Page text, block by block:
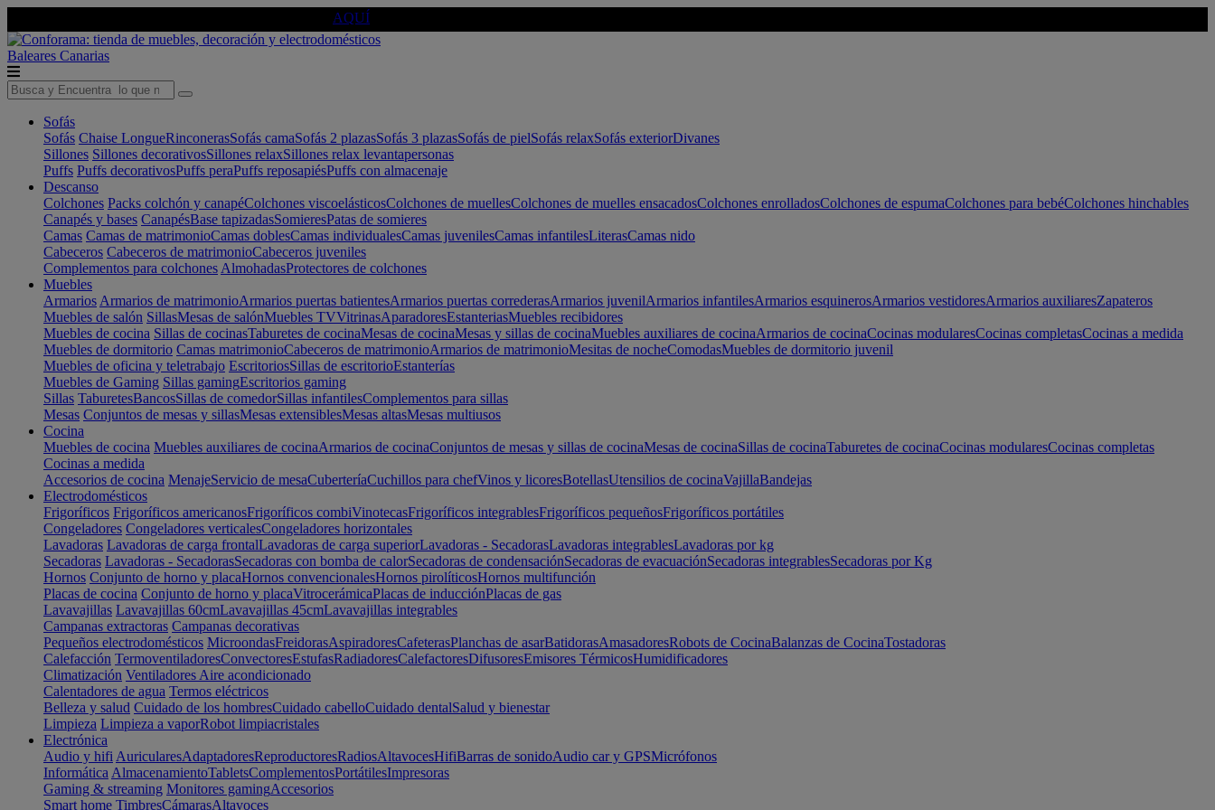
AQUÍ
Baleares Canarias
Sofás
Sofás Chaise LongueRinconerasSofás camaSofás 2 plazasSofás 3 plazasSofás de pielSofás relaxSofás exteriorDivanes
Sillones Sillones decorativosSillones relaxSillones relax levantapersonas
Puffs Puffs decorativosPuffs peraPuffs reposapiésPuffs con almacenaje
Descanso
Colchones Packs colchón y canapéColchones viscoelásticosColchones de muellesColchones de muelles ensacadosColchones enrolladosColchones de espumaColchones para bebéColchones hinchables
Canapés y bases CanapésBase tapizadasSomieresPatas de somieres
Camas Camas de matrimonioCamas doblesCamas individualesCamas juvenilesCamas infantilesLiterasCamas nido
Cabeceros Cabeceros de matrimonioCabeceros juveniles
Complementos para colchones AlmohadasProtectores de colchones
Muebles
Armarios Armarios de matrimonioArmarios puertas batientesArmarios puertas correderasArmarios juvenilArmarios infantilesArmarios esquinerosArmarios vestidoresArmarios auxiliaresZapateros
Muebles de salón SillasMesas de salónMuebles TVVitrinasAparadoresEstanteriasMuebles recibidores
Muebles de cocina Sillas de cocinasTaburetes de cocinaMesas de cocinaMesas y sillas de cocinaMuebles auxiliares de cocinaArmarios de cocinaCocinas modularesCocinas completasCocinas a medida
Muebles de dormitorio Camas matrimonioCabeceros de matrimonioArmarios de matrimonioMesitas de nocheComodasMuebles de dormitorio juvenil
Muebles de oficina y teletrabajo EscritoriosSillas de escritorioEstanterías
Muebles de Gaming Sillas gamingEscritorios gaming
Sillas TaburetesBancosSillas de comedorSillas infantilesComplementos para sillas
Mesas Conjuntos de mesas y sillasMesas extensiblesMesas altasMesas multiusos
Cocina
Muebles de cocina Muebles auxiliares de cocinaArmarios de cocinaConjuntos de mesas y sillas de cocinaMesas de cocinaSillas de cocinaTaburetes de cocinaCocinas modularesCocinas completas
Cocinas a medida
Accesorios de cocina MenajeServicio de mesaCuberteríaCuchillos para chefVinos y licoresBotellasUtensilios de cocinaVajillaBandejas
Electrodomésticos
Frigoríficos Frigoríficos americanosFrigoríficos combiVinotecasFrigoríficos integrablesFrigoríficos pequeñosFrigoríficos portátiles
Congeladores Congeladores verticalesCongeladores horizontales
Lavadoras Lavadoras de carga frontalLavadoras de carga superiorLavadoras - SecadorasLavadoras integrablesLavadoras por kg
Secadoras Lavadoras - SecadorasSecadoras con bomba de calorSecadoras de condensaciónSecadoras de evacuaciónSecadoras integrablesSecadoras por Kg
Hornos Conjunto de horno y placaHornos convencionalesHornos pirolíticosHornos multifunción
Placas de cocina Conjunto de horno y placaVitrocerámicaPlacas de inducciónPlacas de gas
Lavavajillas Lavavajillas 60cmLavavajillas 45cmLavavajillas integrables
Campanas extractoras Campanas decorativas
Pequeños electrodomésticos MicroondasFreidorasAspiradoresCafeterasPlanchas de asarBatidorasAmasadoresRobots de CocinaBalanzas de CocinaTostadoras
Calefacción TermoventiladoresConvectoresEstufasRadiadoresCalefactoresDifusoresEmisores TérmicosHumidificadores
Climatización Ventiladores Aire acondicionado
Calentadores de agua Termos eléctricos
Belleza y salud Cuidado de los hombresCuidado cabelloCuidado dentalSalud y bienestar
Limpieza Limpieza a vaporRobot limpiacristales
Electrónica
Audio y hifi AuricularesAdaptadoresReproductoresRadiosAltavocesHifiBarras de sonidoAudio car y GPSMicrófonos
Informática AlmacenamientoTabletsComplementosPortátilesImpresoras
Gaming & streaming Monitores gamingAccesorios
Smart home TimbresCámarasAltavoces